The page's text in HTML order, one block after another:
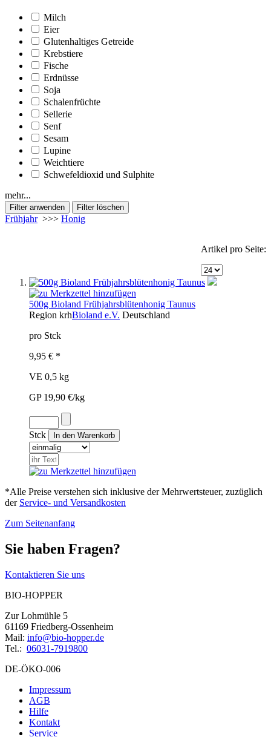
Milch
Eier
Glutenhaltiges Getreide
Krebstiere
Fische
Erdnüsse
Soja
Schalenfrüchte
Sellerie
Senf
Sesam
Lupine
Weichtiere
Schwefeldioxid und Sulphite
mehr...
Frühjahr >>> Honig
Artikel pro Seite:
500g Bioland Frühjahrsblütenhonig Taunus
Region krhBioland e.V. Deutschland
pro Stck
9,95 € *
VE 0,5 kg
GP 19,90 €/kg
Stck
*Alle Preise verstehen sich inklusive der Mehrwertsteuer, zuzüglich
der Service- und Versandkosten
Zum Seitenanfang
Sie haben Fragen?
Kontaktieren Sie uns
BIO-HOPPER
Zur Lohmühle 5
61169 Friedberg-Ossenheim
Mail: info@bio-hopper.de
Tel.: 06031-7919800
DE-ÖKO-006
Impressum
AGB
Hilfe
Kontakt
Service